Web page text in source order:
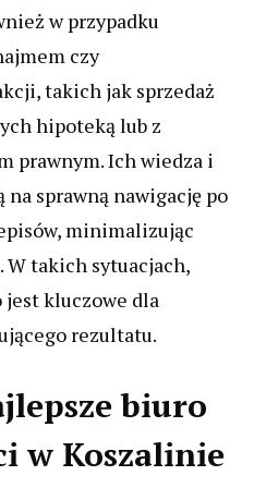
w przypadku
czy
takich jak sprzedaż
hipoteką lub z
prawnym. Ich wiedza i
sprawną nawigację po
minimalizując
takich sytuacjach,
kluczowe dla
rezultatu.
biuro
w Koszalinie